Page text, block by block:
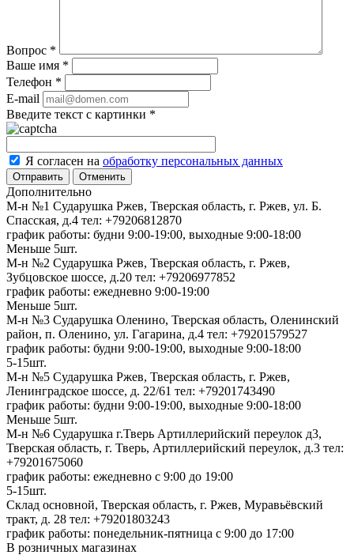
Вопрос *
Ваше имя *
Телефон *
E-mail
Введите текст с картинки *
Я согласен на обработку персональных данных
Отменить
Дополнительно
М-н №1 Сударушка Ржев, Тверская область, г. Ржев, ул. Б.
Спасская, д.4 тел: +79206812870
график работы: будни 9:00-19:00, выходные 9:00-18:00
Меньше 5шт.
М-н №2 Cударушка Ржев, Тверская область, г. Ржев,
Зубцовское шоссе, д.20 тел: +79206977852
график работы: ежедневно 9:00-19:00
Меньше 5шт.
М-н №3 Сударушка Оленино, Тверская область, Оленинский
район, п. Оленино, ул. Гагарина, д.4 тел: +79201579527
график работы: будни 9:00-19:00, выходные 9:00-18:00
5-15шт.
М-н №5 Сударушка Ржев, Тверская область, г. Ржев,
Ленинградское шоссе, д. 22/61 тел: +79201743490
график работы: будни 9:00-19:00, выходные 9:00-18:00
Меньше 5шт.
М-н №6 Сударушка г.Тверь Артиллерийский переулок д3,
Тверская область, г. Тверь, Артиллерийский переулок, д.3 тел:
+79201675060
график работы: ежедневно с 9:00 до 19:00
5-15шт.
Склад основной, Тверская область, г. Ржев, Муравьёвский
тракт, д. 28 тел: +79201803243
график работы: понедельник-пятница с 9:00 до 17:00
В розничных магазинах